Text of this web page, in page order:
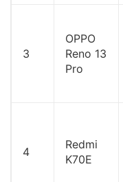
3
OPPO
Reno 13
Pro
4
Redmi
K70E